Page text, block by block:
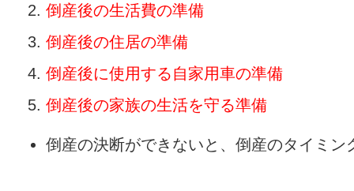
倒産後の生活費の準備
倒産後の住居の準備
倒産後に使用する自家用車の準備
倒産後の家族の生活を守る準備
倒産の決断ができないと、倒産のタイミン